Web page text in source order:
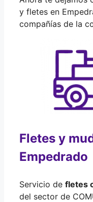
y fletes en
compañías de la
Fletes y
Empedrado
Servicio de fletes
del sector de